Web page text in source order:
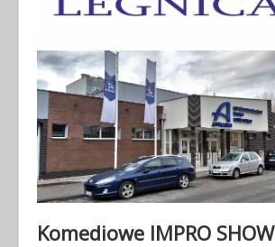
Komediowe IMPRO SHOW